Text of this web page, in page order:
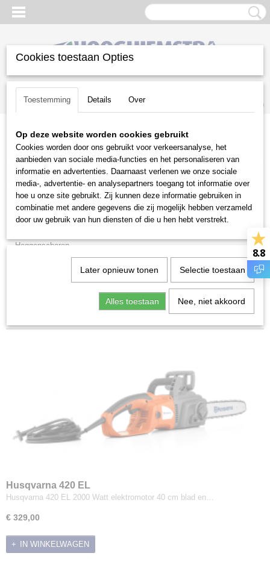
Inloggen Registreren
(0)
Home >Snoeien en Zagen> Kettingzagen>Husqvarna
Elektrische kettingzagen
Snoeien en Zagen
Brandhoutmachines
Heggenscharen
Husqvarna
Stokheggenscharen
Stokzagen
Husqvarna 420 EL
Husqvarna 420 EL 2000 Watt elektromotor 40 cm blad en…
€ 329,00
IN WINKELWAGEN
8.8
Cookies toestaan Opties
Toestemming Details Over
Op deze website worden cookies gebruikt
Cookies worden door ons gebruikt voor verkeersanalyse, het
aanbieden van sociale media-functies en het personaliseren van
informatie en advertenties. Daarnaast verlenen we onze sociale
media-, advertentie- en analysepartners toegang tot informatie over
hoe u onze site gebruikt. Zij kunnen deze informatie gebruiken in
combinatie met andere gegevens die zij mogelijk hebben verzameld
door uw gebruik van hun diensten of die u hen hebt verstrekt.
Later opnieuw tonen Selectie toestaan
Alles toestaan Nee, niet akkoord